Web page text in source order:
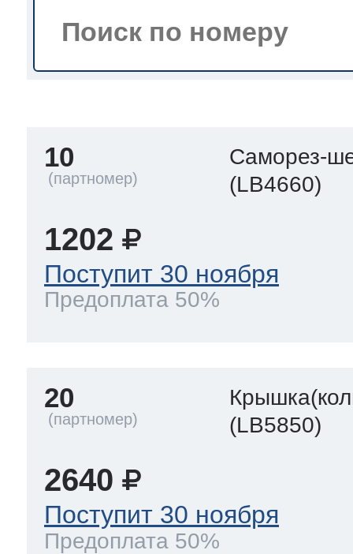
по уходу
холод.камер
10
Саморез-
(LB4660)
1202
Поступит 30 ноября
Предоплата 50%
20
(LB5850)
2640
Поступит 30 ноября
Предоплата 50%